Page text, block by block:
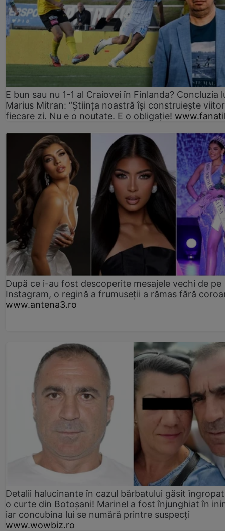
E bun sau nu 1-1 al Craiovei în Finlanda? Concluzia
Marius Mitran: “Știința noastră își construiește
fiecare zi. Nu e o noutate. E o obligație!
După ce i-au fost descoperite mesajele vechi de pe
Instagram, o regină a frumuseții a rămas fără
www.antena3.ro
Detalii halucinante în cazul bărbatului găsit
o curte din Botoșani! Marinel a fost înjunghiat în
iar concubina lui se numără printre suspecți
www.wowbiz.ro